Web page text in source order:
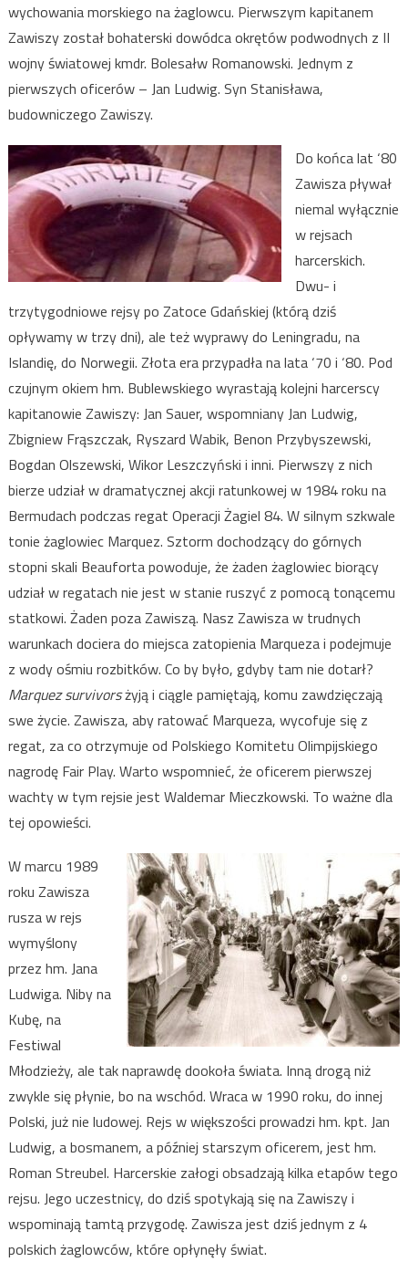
wychowania morskiego na żaglowcu. Pierwszym kapitanem
Zawiszy został bohaterski dowódca okrętów podwodnych z II
wojny światowej kmdr. Bolesałw Romanowski. Jednym z
pierwszych oficerów – Jan Ludwig. Syn Stanisława,
budowniczego Zawiszy.
Do końca lat ‘80
Zawisza pływał
niemal wyłącznie
w rejsach
harcerskich.
Dwu- i
trzytygodniowe rejsy po Zatoce Gdańskiej (którą dziś
opływamy w trzy dni), ale też wyprawy do Leningradu, na
Islandię, do Norwegii. Złota era przypadła na lata ‘70 i ‘80. Pod
czujnym okiem hm. Bublewskiego wyrastają kolejni harcerscy
kapitanowie Zawiszy: Jan Sauer, wspomniany Jan Ludwig,
Zbigniew Frąszczak, Ryszard Wabik, Benon Przybyszewski,
Bogdan Olszewski, Wikor Leszczyński i inni. Pierwszy z nich
bierze udział w dramatycznej akcji ratunkowej w 1984 roku na
Bermudach podczas regat Operacji Żagiel 84. W silnym szkwale
tonie żaglowiec Marquez. Sztorm dochodzący do górnych
stopni skali Beauforta powoduje, że żaden żaglowiec biorący
udział w regatach nie jest w stanie ruszyć z pomocą tonącemu
statkowi. Żaden poza Zawiszą. Nasz Zawisza w trudnych
warunkach dociera do miejsca zatopienia Marqueza i podejmuje
z wody ośmiu rozbitków. Co by było, gdyby tam nie dotarł?
Marquez survivorsżyją i ciągle pamiętają, komu zawdzięczają
swe życie. Zawisza, aby ratować Marqueza, wycofuje się z
regat, za co otrzymuje od Polskiego Komitetu Olimpijskiego
nagrodę Fair Play. Warto wspomnieć, że oficerem pierwszej
wachty w tym rejsie jest Waldemar Mieczkowski. To ważne dla
tej opowieści.
W marcu 1989
roku Zawisza
rusza w rejs
wymyślony
przez hm. Jana
Ludwiga. Niby na
Kubę, na
Festiwal
Młodzieży, ale tak naprawdę dookoła świata. Inną drogą niż
zwykle się płynie, bo na wschód. Wraca w 1990 roku, do innej
Polski, już nie ludowej. Rejs w większości prowadzi hm. kpt. Jan
Ludwig, a bosmanem, a później starszym oficerem, jest hm.
Roman Streubel. Harcerskie załogi obsadzają kilka etapów tego
rejsu. Jego uczestnicy, do dziś spotykają się na Zawiszy i
wspominają tamtą przygodę. Zawisza jest dziś jednym z 4
polskich żaglowców, które opłynęły świat.